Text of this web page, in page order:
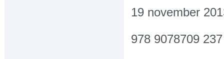
19 november
978 9078709 237